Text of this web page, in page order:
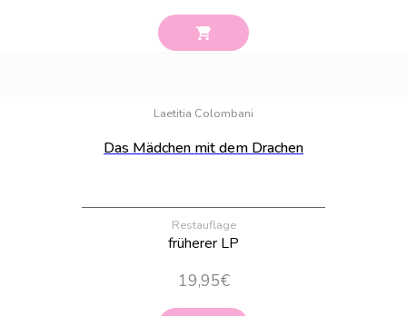
Laetitia Colombani
Das Mädchen mit dem Drachen
Restauflage
früherer LP
19,95€